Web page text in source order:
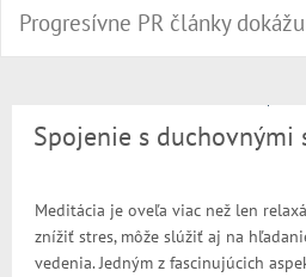
Spojenie s duchovnými
Meditácia je oveľa viac než len
znížiť stres, môže slúžiť aj na
vedenia. Jedným z fascinujúcich